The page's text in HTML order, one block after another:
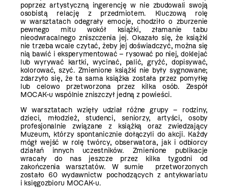
poprzez artystyczną ingerencję w nie zbudowali swoją
osobistą relację z przedmiotem. Kluczową rolę
w warsztatach odegrały emocje, chodziło o zburzenie
pewnego mitu wokół książki, złamanie tabu
nieodwracalnego zniszczenia jej. Okazało się, że książki
nie trzeba wcale czytać, żeby jej doświadczyć, można się
nią bawić i eksperymentować – rysować po niej, doklejać
lub wyrywać kartki, wycinać, palić, gryźć, dopisywać,
kolorować, szyć. Zmienione książki nie były sygnowane;
zdarzyło się, że ta sama książka została przez pomyłkę
lub celowo przetworzona przez kilka osób. Zespół
MOCAK-u wspólnie zniszczył jedną z powieści.
W warsztatach wzięły udział różne grupy – rodziny,
dzieci, młodzież, studenci, seniorzy, artyści, osoby
profesjonalnie związane z książką oraz zwiedzający
Muzeum, którzy spontanicznie dołączyli do akcji. Każdy
mógł wejść w rolę twórcy, obserwatora, jak i odbiorcy
działań innych uczestników. Zmienione publikacje
wracały do nas jeszcze przez kilka tygodni od
zakończenia warsztatów. W sumie przetworzonych
zostało 60 wydawnictw pochodzących z antykwariatu
i księgozbioru MOCAK-u.